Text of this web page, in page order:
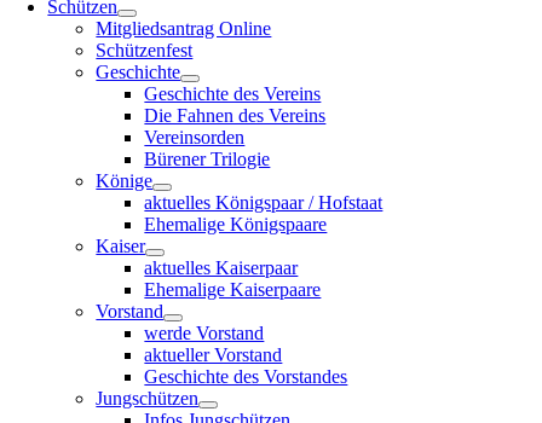
Schützen
Mitgliedsantrag Online
Schützenfest
Geschichte
Geschichte des Vereins
Die Fahnen des Vereins
Vereinsorden
Bürener Trilogie
Könige
aktuelles Königspaar / Hofstaat
Ehemalige Königspaare
Kaiser
aktuelles Kaiserpaar
Ehemalige Kaiserpaare
Vorstand
werde Vorstand
aktueller Vorstand
Geschichte des Vorstandes
Jungschützen